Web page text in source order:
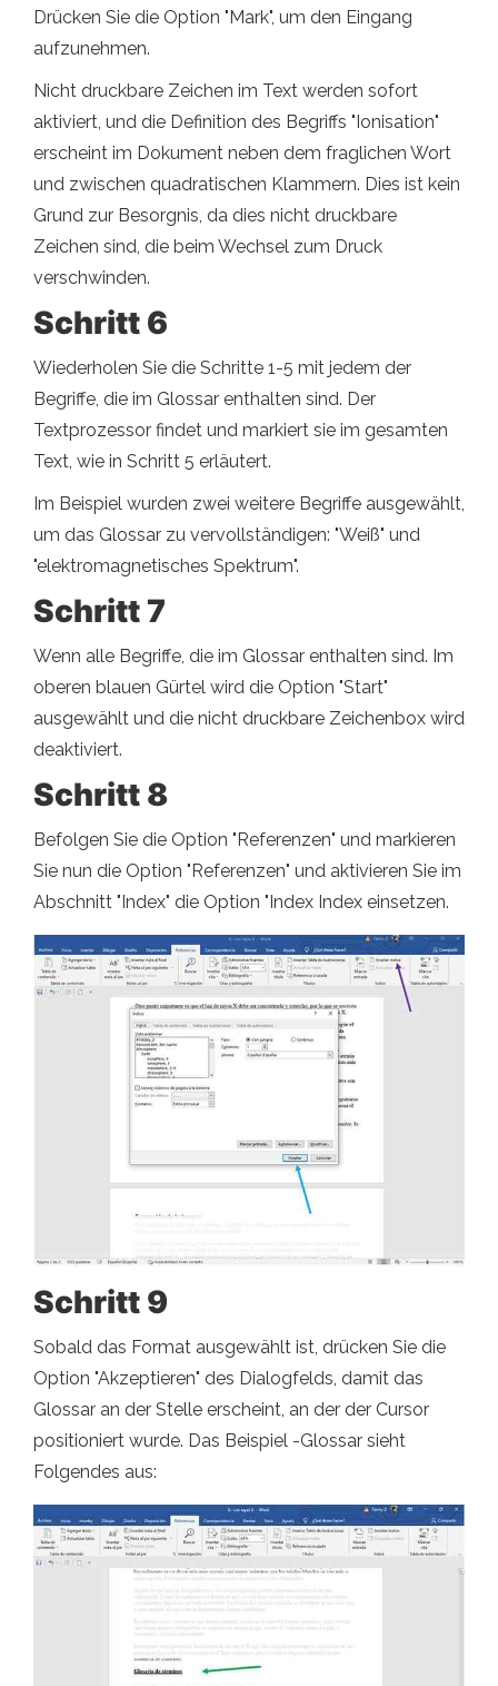
Drücken Sie die Option "Mark", um den Eingang
aufzunehmen.
Nicht druckbare Zeichen im Text werden sofort
aktiviert, und die Definition des Begriffs "Ionisation"
erscheint im Dokument neben dem fraglichen Wort
und zwischen quadratischen Klammern. Dies ist kein
Grund zur Besorgnis, da dies nicht druckbare
Zeichen sind, die beim Wechsel zum Druck
verschwinden.
Schritt 6
Wiederholen Sie die Schritte 1-5 mit jedem der
Begriffe, die im Glossar enthalten sind. Der
Textprozessor findet und markiert sie im gesamten
Text, wie in Schritt 5 erläutert.
Im Beispiel wurden zwei weitere Begriffe ausgewählt,
um das Glossar zu vervollständigen: "Weiß" und
"elektromagnetisches Spektrum".
Schritt 7
Wenn alle Begriffe, die im Glossar enthalten sind. Im
oberen blauen Gürtel wird die Option "Start"
ausgewählt und die nicht druckbare Zeichenbox wird
deaktiviert.
Schritt 8
Befolgen Sie die Option "Referenzen" und markieren
Sie nun die Option "Referenzen" und aktivieren Sie im
Abschnitt "Index" die Option "Index Index einsetzen.
Schritt 9
Sobald das Format ausgewählt ist, drücken Sie die
Option "Akzeptieren" des Dialogfelds, damit das
Glossar an der Stelle erscheint, an der der Cursor
positioniert wurde. Das Beispiel -Glossar sieht
Folgendes aus: